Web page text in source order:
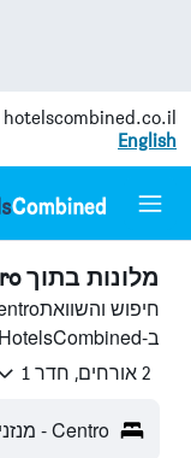
hotelscombined.co.il
English
מלונות בתוך Centro, מנזניו
ב-HotelsCombined.
2 אורחים, חדר 1
Centro - מנזניו, מדינת קולימה, מקסיקו